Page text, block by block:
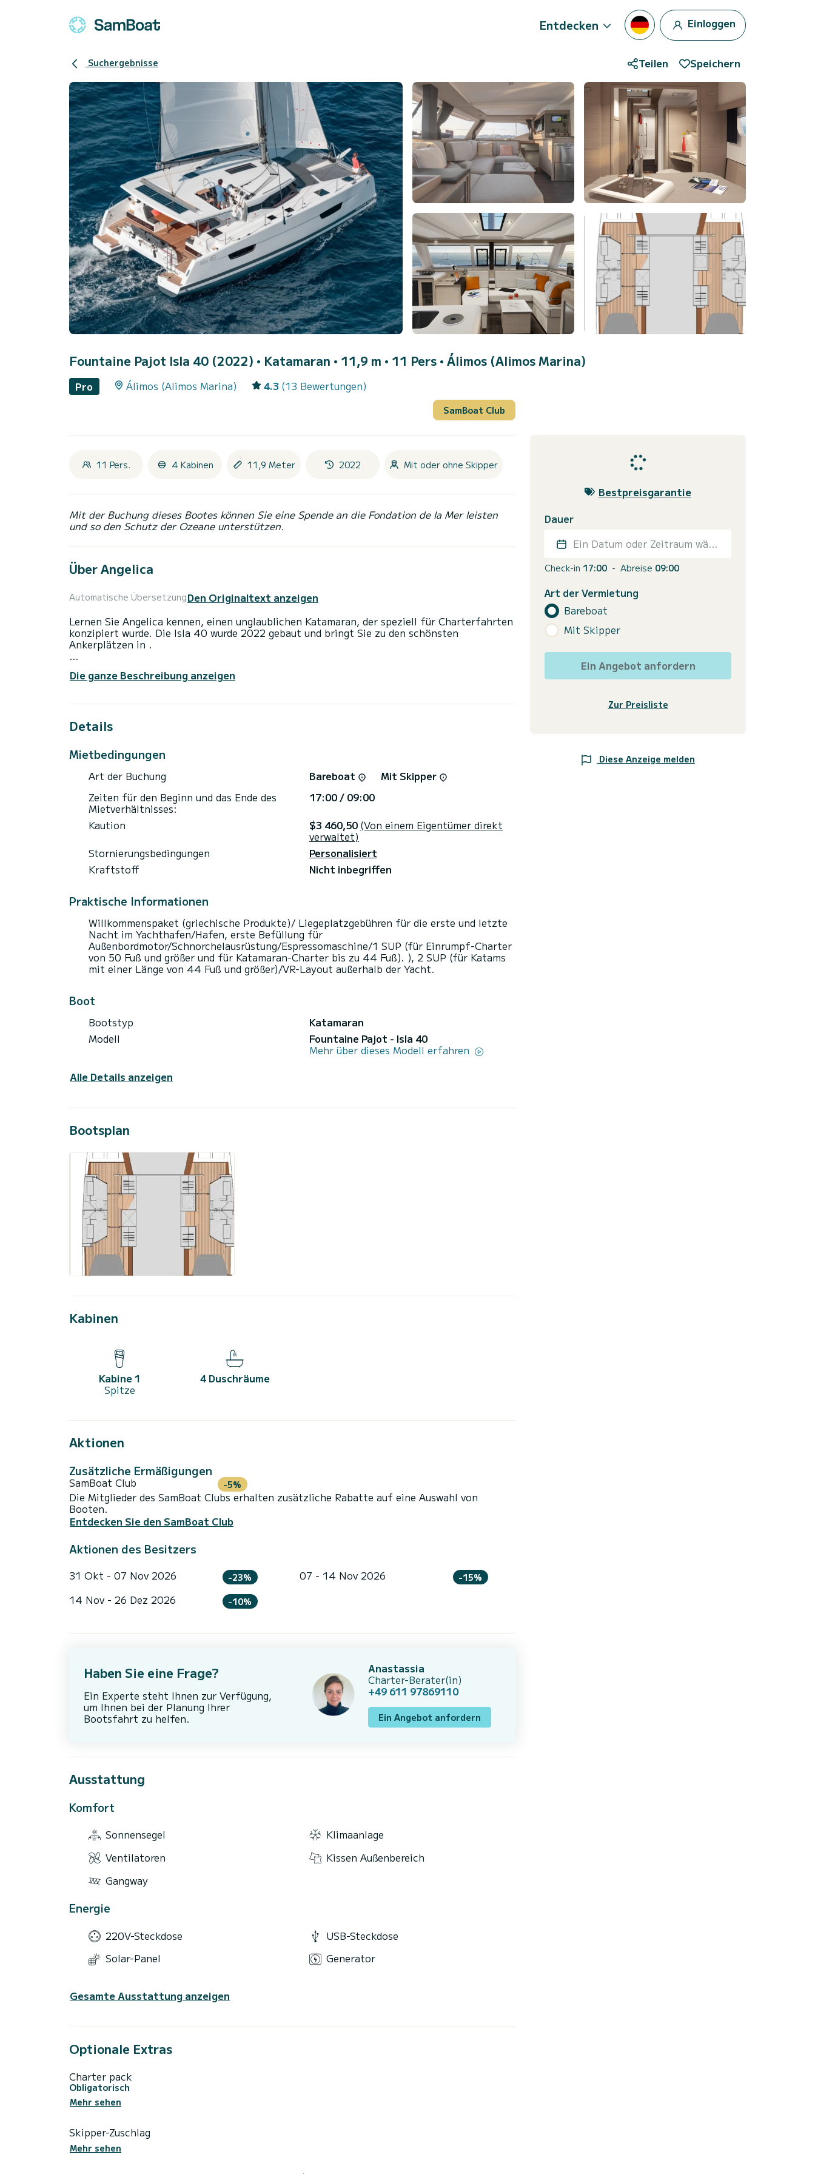
Entdecken Einloggen
Suchergebnisse Teilen Speichern
Fountaine Pajot Isla 40 (2022) • Katamaran • 11,9 m • 11 Pers • Álimos (Alimos Marina)
Pro Álimos (Alimos Marina) 4.3 (13 Bewertungen)
SamBoat Club
11 Pers. 4 Kabinen 11,9 Meter 2022 Mit oder ohne Skipper
Mit der Buchung dieses Bootes können Sie eine Spende an die Fondation de la Mer leisten
und so den Schutz der Ozeane unterstützen.
Über Angelica
Automatische ÜbersetzungDen Originaltext anzeigen
Lernen Sie Angelica kennen, einen unglaublichen Katamaran, der speziell für Charterfahrten
konzipiert wurde. Die Isla 40 wurde 2022 gebaut und bringt Sie zu den schönsten
Ankerplätzen in .
Mit einer Gesamtlänge von 12 Metern und 60 PS wird es Ihr bester Freund sein, wenn Sie
über folgende Ausstattung: Autopilot, Außenbordmotor, USB-Stecker.
Wir laden Sie ein, direkt über die Plattform ein Angebot anzufordern. Wir werden uns mit
Die ganze Beschreibung anzeigen
Details
Mietbedingungen
Art der Buchung Bareboat
Mit Skipper
Zeiten für den Beginn und das Ende des
Mietverhältnisses:
17:00 / 09:00
Kaution
$3 460,50 (Von einem Eigentümer direkt
verwaltet)
Stornierungsbedingungen
Personalisiert
Kraftstoff
Nicht inbegriffen
Praktische Informationen
Willkommenspaket (griechische Produkte)/ Liegeplatzgebühren für die erste und letzte
Nacht im Yachthafen/Hafen, erste Befüllung für
Außenbordmotor/Schnorchelausrüstung/Espressomaschine/1 SUP (für Einrumpf-Charter
von 50 Fuß und größer und für Katamaran-Charter bis zu 44 Fuß). ), 2 SUP (für Katams
mit einer Länge von 44 Fuß und größer)/VR-Layout außerhalb der Yacht.
Boot
Bootstyp
Katamaran
Modell
Fountaine Pajot - Isla 40
Mehr über dieses Modell erfahren
Alle Details anzeigen
Bootsplan
Kabinen
Kabine 1
Spitze
4 Duschräume
Aktionen
Zusätzliche Ermäßigungen
SamBoat Club -5%
Die Mitglieder des SamBoat Clubs erhalten zusätzliche Rabatte auf eine Auswahl von
Booten.
Entdecken Sie den SamBoat Club
Aktionen des Besitzers
31 Okt - 07 Nov 2026 -23% 07 - 14 Nov 2026 -15%
14 Nov - 26 Dez 2026 -10%
Haben Sie eine Frage?
Ein Experte steht Ihnen zur Verfügung,
um Ihnen bei der Planung Ihrer
Bootsfahrt zu helfen.
Anastassia
Charter-Berater(in)
+49 611 97869110
Ein Angebot anfordern
Ausstattung
Komfort
Sonnensegel
Klimaanlage
Ventilatoren
Kissen Außenbereich
Gangway
Energie
220V-Steckdose
USB-Steckdose
Solar-Panel
Generator
Gesamte Ausstattung anzeigen
Optionale Extras
Charter pack
Obligatorisch
Mehr sehen
Skipper-Zuschlag
Mehr sehen
Bestpreisgarantie
Dauer
Ein Datum oder Zeitraum wählen
Check-in 17:00 - Abreise 09:00
Art der Vermietung
Bareboat
Mit Skipper
Ein Angebot anfordern
Zur Preisliste
Diese Anzeige melden